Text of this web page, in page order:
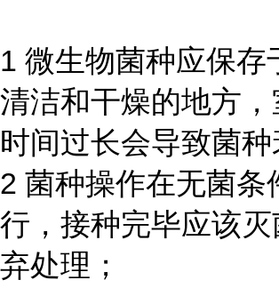
1 微生物菌种应保存
清洁和干燥的地方
时间过长会导致菌种
2 菌种操作在无菌条
行，接种完毕应该
弃处理；